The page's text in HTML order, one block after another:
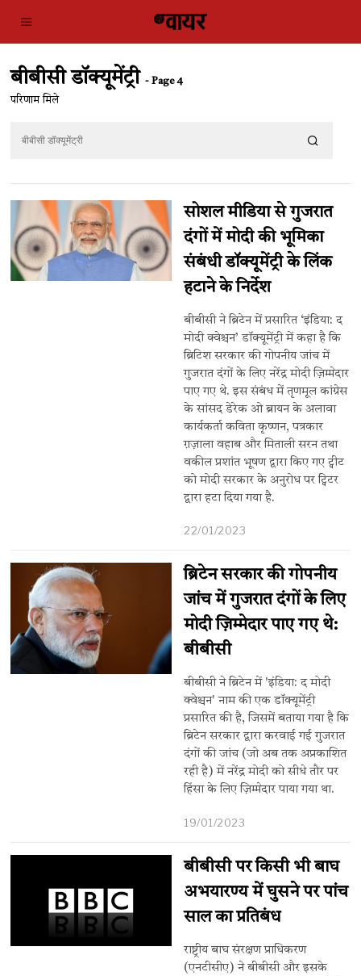
बीबीसी डॉक्यूमेंट्री- Page 4
परिणाम मिले
सोशल मीडिया से गुजरात
दंगों में मोदी की भूमिका
संबंधी डॉक्यूमेंट्री के लिंक
हटाने के निर्देश
बीबीसी ने ब्रिटेन में प्रसारित ‘इंडिया: द
मोदी क्वेश्चन’ डॉक्यूमेंट्री में कहा है कि
ब्रिटिश सरकार की गोपनीय जांच में
गुजरात दंगों के लिए नरेंद्र मोदी ज़िम्मेदार
पाए गए थे. इस संबंध में तृणमूल कांग्रेस
के सांसद डेरेक ओ ब्रायन के अलावा
कार्यकर्ता कविता कृष्णन, पत्रकार
ग़ज़ाला वहाब और मिताली सरन तथा
वकील प्रशांत भूषण द्वारा किए गए ट्वीट
को मोदी सरकार के अनुरोध पर ट्विटर
द्वारा हटा दिया गया है.
22/01/2023
ब्रिटेन सरकार की गोपनीय
जांच में गुजरात दंगों के लिए
मोदी ज़िम्मेदार पाए गए थे:
बीबीसी
बीबीसी ने ब्रिटेन में 'इंडिया: द मोदी
क्वेश्चन' नाम की एक डॉक्यूमेंट्री
प्रसारित की है, जिसमें बताया गया है कि
ब्रिटेन सरकार द्वारा करवाई गई गुजरात
दंगों की जांच (जो अब तक अप्रकाशित
रही है) में नरेंद्र मोदी को सीधे तौर पर
हिंसा के लिए ज़िम्मेदार पाया गया था.
19/01/2023
बीबीसी पर किसी भी बाघ
अभयारण्य में घुसने पर पांच
साल का प्रतिबंध
राष्ट्रीय बाघ संरक्षण प्राधिकरण
(एनटीसीए) ने बीबीसी और इसके